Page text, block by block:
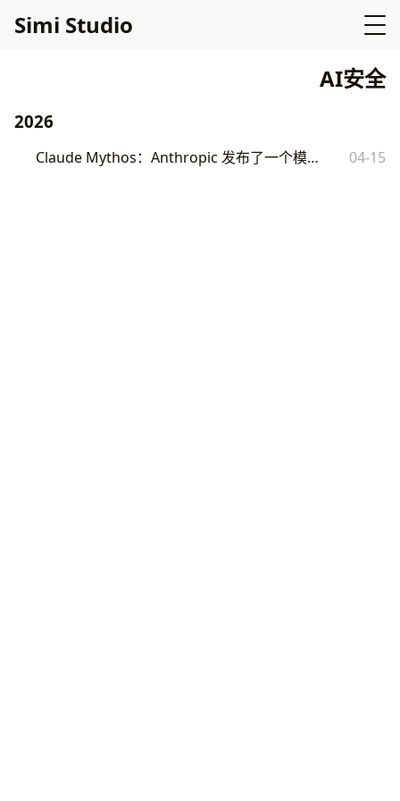
Simi Studio
AI安全
2026
Claude Mythos：Anthropic 发布了一个模型，然后把它藏起来 04-15